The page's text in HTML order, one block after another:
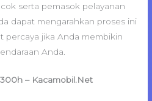
serta pemasok pelayanan
dapat mengarahkan proses ini
percaya jika Anda membikin
Anda.
– Kacamobil.Net